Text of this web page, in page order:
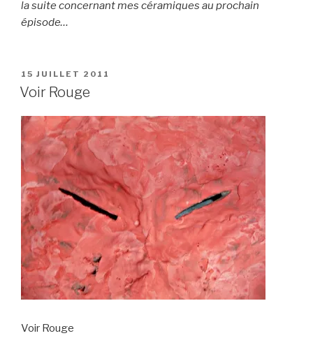
la suite concernant mes céramiques au prochain
épisode…
PUBLIÉ
LE
15 JUILLET 2011
Voir Rouge
Voir Rouge